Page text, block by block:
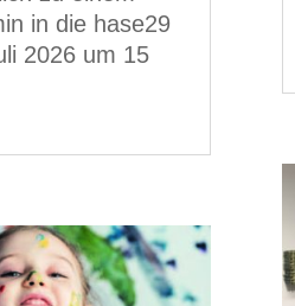
in die hase29
2026 um 15